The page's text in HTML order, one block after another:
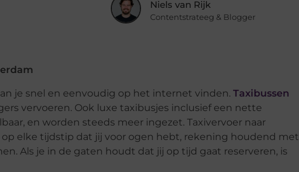
Niels van Rijk
Contentstrateeg & Blogger
je snel en eenvoudig op het internet vinden. Taxibussen
vervoeren. Ook luxe taxibusjes inclusief een nette
en worden steeds meer ingezet. Taxivervoer naar
elke tijdstip dat jij voor ogen hebt, rekening houdend met
Als je in de gaten houdt dat jij op tijd gaat reserveren, is